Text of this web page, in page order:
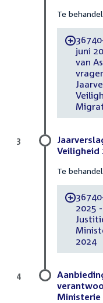
Te
-
juni
van
Veiligheid
Te
-
2025
2024
3
Ministerie
4